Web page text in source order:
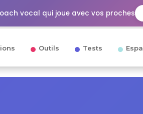
vocal qui joue avec vos proches
Outils Tests